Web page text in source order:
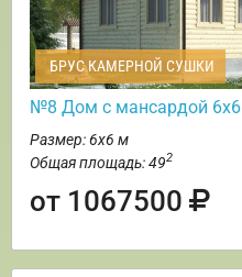
БРУС КАМЕРНОЙ СУШКИ
№8 Дом с мансардой 6х6
Размер: 6х6 м
Общая площадь: 492
от 1067500